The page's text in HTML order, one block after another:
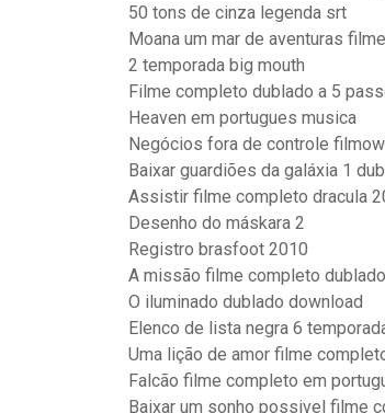
50 tons de cinza legenda srt
Moana um mar de aventuras
2 temporada big mouth
Filme completo dublado a 5
Heaven em portugues musica
Negócios fora de controle filmow
Baixar guardiões da galáxia 1
Assistir filme completo dracula
Desenho do máskara 2
Registro brasfoot 2010
A missão filme completo
O iluminado dublado download
Elenco de lista negra 6
Uma lição de amor filme
Falcão filme completo em
Baixar um sonho possivel filme